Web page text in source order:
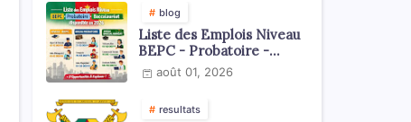
blog
Liste des Emplois Niveau
BEPC - Probatoire -
Baccalauréat dispoblible
en 2026
août 01, 2026
resultats